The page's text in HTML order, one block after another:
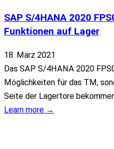
SAP S/4HANA 2020
Funktionen auf Lager
18. März 2021
Das SAP S/4HANA 2020
Möglichkeiten für das TM,
Seite der Lagertore
Learn more →